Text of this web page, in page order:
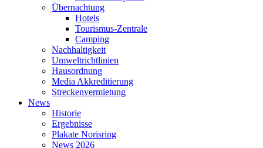
Übernachtung
Hotels
Tourismus-Zentrale
Camping
Nachhaltigkeit
Umweltrichtlinien
Hausordnung
Media Akkreditierung
Streckenvermietung
News
Historie
Ergebnisse
Plakate Norisring
News 2026